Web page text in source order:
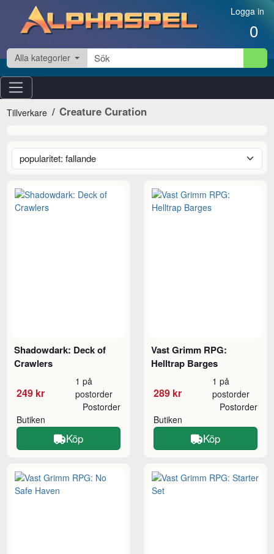
Hoppa till innehåll Logga in
0
Alla kategorier
Tillverkare Creature Curation
Shadowdark: Deck of
Crawlers
249 kr
1 på
postorder
Butiken
Postorder
Köp
Vast Grimm RPG:
Helltrap Barges
289 kr
1 på
postorder
Butiken
Postorder
Köp